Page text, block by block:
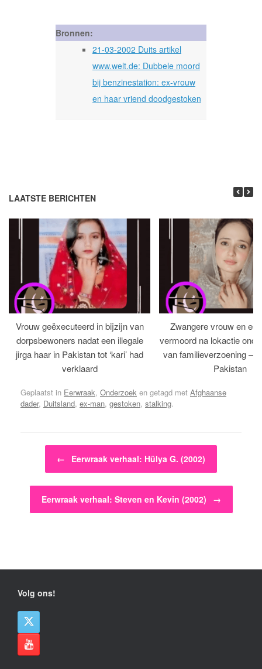
Bronnen:
21-03-2002 Duits artikel
www.welt.de: Dubbele moord
bij benzinestation: ex-vrouw
en haar vriend doodgestoken
LAATSTE BERICHTEN
Vrouw geëxecuteerd in bijzijn van
dorpsbewoners nadat een illegale
jirga haar in Pakistan tot ‘kari’ had
verklaard
Zwangere vrouw en
vermoord na lokactie
van familieverzoening –
Pakistan
Geplaatst in Eerwraak, Onderzoek en getagd met Afghaanse
dader, Duitsland, ex-man, gestoken, stalking.
Bericht navigatie
← Eerwraak verhaal: Hülya G. (2002)
Eerwraak verhaal: Steven en Kevin (2002) →
Volg ons!